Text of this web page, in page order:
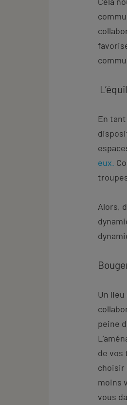
En
eux.
Alors,
Un lieu
peine
de vos
choisir
moins
vous